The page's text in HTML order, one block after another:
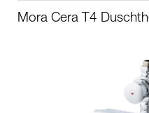
Mora Cera T4